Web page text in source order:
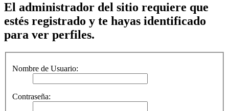
El administrador del sitio requiere que
estés registrado y te hayas identificado
para ver perfiles.
Nombre de Usuario:
Contraseña: